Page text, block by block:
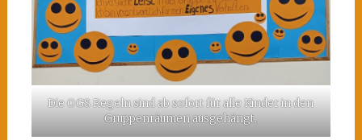
Die OGS Regeln sind ab sofort für alle Kinder in den
Gruppenräumen ausgehängt.